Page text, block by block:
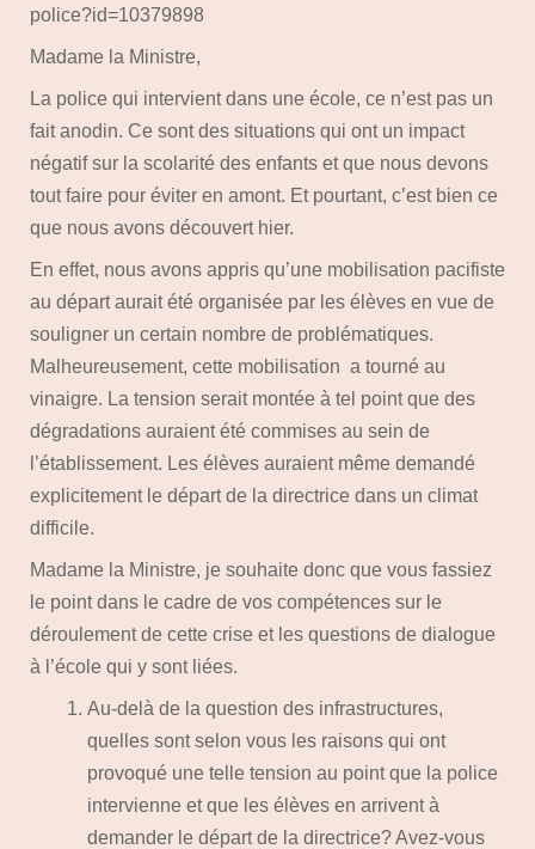
police?id=10379898
Madame la Ministre,
La police qui intervient dans une école, ce n’est pas un
fait anodin. Ce sont des situations qui ont un impact
négatif sur la scolarité des enfants et que nous devons
tout faire pour éviter en amont. Et pourtant, c’est bien ce
que nous avons découvert hier.
En effet, nous avons appris qu’une mobilisation pacifiste
au départ aurait été organisée par les élèves en vue de
souligner un certain nombre de problématiques.
Malheureusement, cette mobilisation a tourné au
vinaigre. La tension serait montée à tel point que des
dégradations auraient été commises au sein de
l’établissement. Les élèves auraient même demandé
explicitement le départ de la directrice dans un climat
difficile.
Madame la Ministre, je souhaite donc que vous fassiez
le point dans le cadre de vos compétences sur le
déroulement de cette crise et les questions de dialogue
à l’école qui y sont liées.
Au-delà de la question des infrastructures,
quelles sont selon vous les raisons qui ont
provoqué une telle tension au point que la police
intervienne et que les élèves en arrivent à
demander le départ de la directrice? Avez-vous